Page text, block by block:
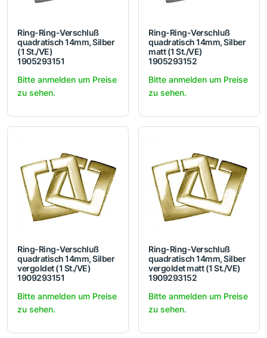
Ring-Ring-Verschluß
quadratisch 14mm, Silber
(1 St./VE)
1905293151
Bitte anmelden um Preise
zu sehen.
Ring-Ring-Verschluß
quadratisch 14mm, Silber
matt (1 St./VE)
1905293152
Bitte anmelden um Preise
zu sehen.
Ring-Ring-Verschluß
quadratisch 14mm, Silber
vergoldet (1 St./VE)
1909293151
Bitte anmelden um Preise
zu sehen.
Ring-Ring-Verschluß
quadratisch 14mm, Silber
vergoldet matt (1 St./VE)
1909293152
Bitte anmelden um Preise
zu sehen.